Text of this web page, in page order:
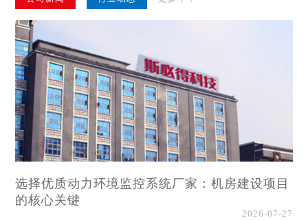
选择优质动力环境监控系统厂家：机房建设项目
的核心关键
2026-07-27